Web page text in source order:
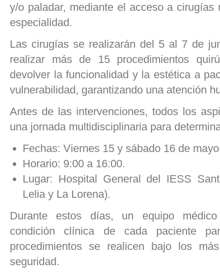
y/o paladar, mediante el acceso a cirugías
especialidad.
Las cirugías se realizarán del 5 al 7 de
realizar más de 15 procedimientos
devolver la funcionalidad y la estética a
vulnerabilidad, garantizando una atención
Antes de las intervenciones, todos los
una jornada multidisciplinaria para
Fechas: Viernes 15 y sábado 16 de
Horario: 9:00 a 16:00.
Lugar: Hospital General del IESS
Lelia y La Lorena).
Durante estos días, un equipo
condición clínica de cada paciente
procedimientos se realicen bajo los
seguridad.